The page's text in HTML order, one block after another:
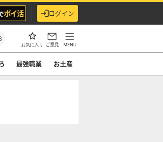
ログイン
お気に入り ご意見 MENU
最強職業 お土産